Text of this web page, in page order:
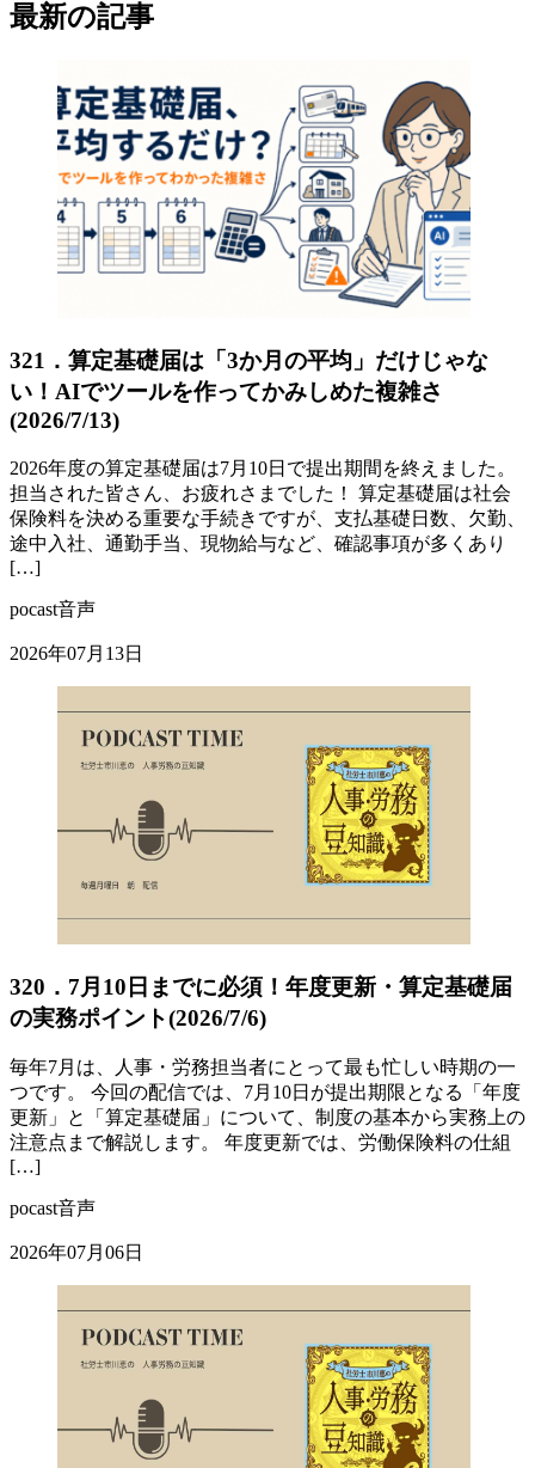
最新の記事
321．算定基礎届は「3か月の平均」だけじゃな
い！AIでツールを作ってかみしめた複雑さ
(2026/7/13)
2026年度の算定基礎届は7月10日で提出期間を終えました。
担当された皆さん、お疲れさまでした！ 算定基礎届は社会
保険料を決める重要な手続きですが、支払基礎日数、欠勤、
途中入社、通勤手当、現物給与など、確認事項が多くあり
[…]
pocast音声
2026年07月13日
320．7月10日までに必須！年度更新・算定基礎届
の実務ポイント(2026/7/6)
毎年7月は、人事・労務担当者にとって最も忙しい時期の一
つです。 今回の配信では、7月10日が提出期限となる「年度
更新」と「算定基礎届」について、制度の基本から実務上の
注意点まで解説します。 年度更新では、労働保険料の仕組
[…]
pocast音声
2026年07月06日